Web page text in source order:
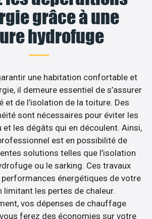
grâce à une
hydrofuge
une habitation confortable et
il demeure essentiel de s’assurer
et de l’isolation de la toiture. Des
sont nécessaires pour éviter les
et les dégâts qui en découlent. Ainsi,
est en possibilité de
solutions telles que l’isolation
ou le sarking. Ces travaux
énergétiques de votre
limitant les pertes de chaleur.
vos dépenses de chauffage
ferez des économies sur votre